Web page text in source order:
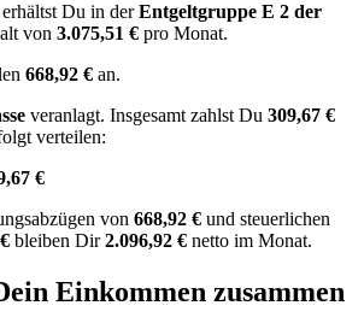
Du in derEntgeltgruppe E 2 der
von 3.075,51 € pro Monat.
668,92 € an.
veranlagt. Insgesamt zahlst Du 309,67 €
verteilen:
€
von 668,92 € und steuerlichen
bleiben Dir2.096,92 € netto im Monat.
Einkommen zusammen